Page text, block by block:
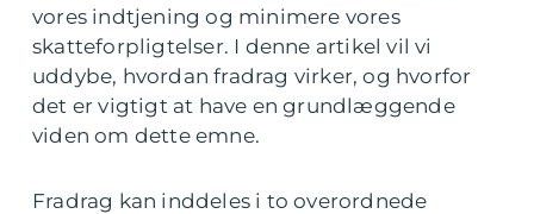
vores indtjening og minimere vores
skatteforpligtelser. I denne artikel vil vi
uddybe, hvordan fradrag virker, og hvorfor
det er vigtigt at have en grundlæggende
viden om dette emne.
Fradrag kan inddeles i to overordnede